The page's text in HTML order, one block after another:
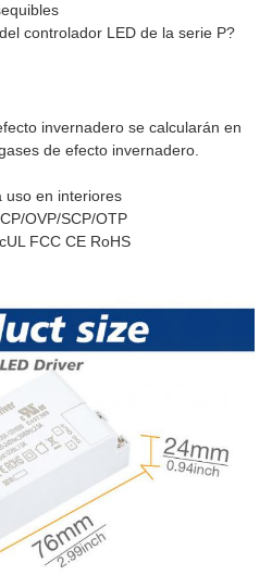
controlador LED de la serie P?
invernadero se calcularán en
de efecto invernadero.
uso en interiores
OVP/SCP/OTP
FCC CE RoHS